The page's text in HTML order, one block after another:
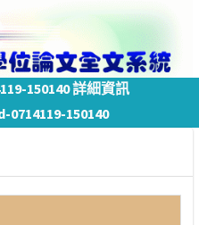
150140 詳細資訊
150140